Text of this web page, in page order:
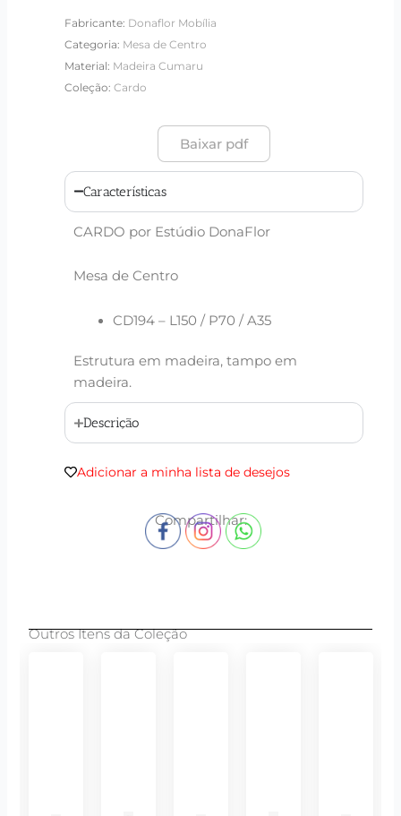
Fabricante: Donaflor Mobília
Categoria: Mesa de Centro
Material: Madeira Cumaru
Coleção:Cardo
Baixar pdf
Características
CARDO por Estúdio DonaFlor
Mesa de Centro
CD194 – L150 / P70 / A35
Estrutura em madeira, tampo em
madeira.
Descrição
Adicionar a minha lista de desejos
Compartilhar:
Outros Itens da Coleção